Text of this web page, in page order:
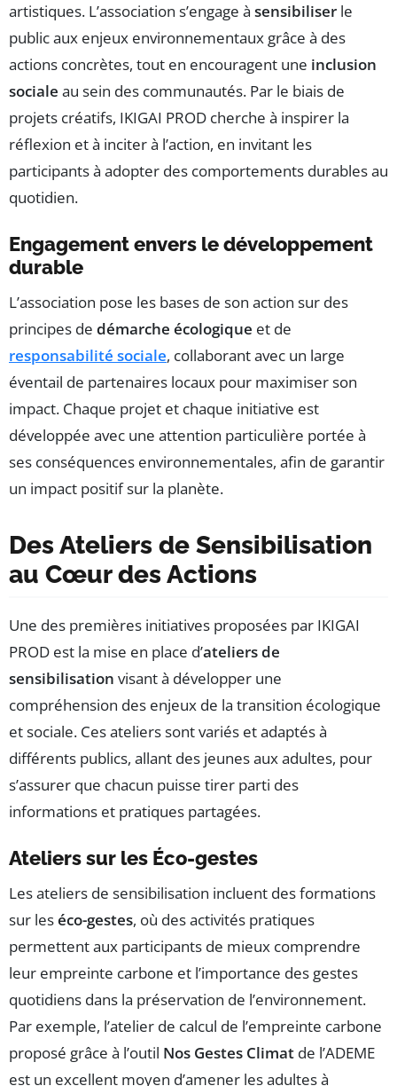
artistiques. L’association s’engage à sensibiliser le
public aux enjeux environnementaux grâce à des
actions concrètes, tout en encouragent une inclusion
sociale au sein des communautés. Par le biais de
projets créatifs, IKIGAI PROD cherche à inspirer la
réflexion et à inciter à l’action, en invitant les
participants à adopter des comportements durables au
quotidien.
Engagement envers le développement
durable
L’association pose les bases de son action sur des
principes de démarche écologique et de
responsabilité sociale, collaborant avec un large
éventail de partenaires locaux pour maximiser son
impact. Chaque projet et chaque initiative est
développée avec une attention particulière portée à
ses conséquences environnementales, afin de garantir
un impact positif sur la planète.
Des Ateliers de Sensibilisation
au Cœur des Actions
Une des premières initiatives proposées par IKIGAI
PROD est la mise en place d’ateliers de
sensibilisation visant à développer une
compréhension des enjeux de la transition écologique
et sociale. Ces ateliers sont variés et adaptés à
différents publics, allant des jeunes aux adultes, pour
s’assurer que chacun puisse tirer parti des
informations et pratiques partagées.
Ateliers sur les Éco-gestes
Les ateliers de sensibilisation incluent des formations
sur leséco-gestes, où des activités pratiques
permettent aux participants de mieux comprendre
leur empreinte carbone et l’importance des gestes
quotidiens dans la préservation de l’environnement.
Par exemple, l’atelier de calcul de l’empreinte carbone
proposé grâce à l’outil Nos Gestes Climat de l’ADEME
est un excellent moyen d’amener les adultes à